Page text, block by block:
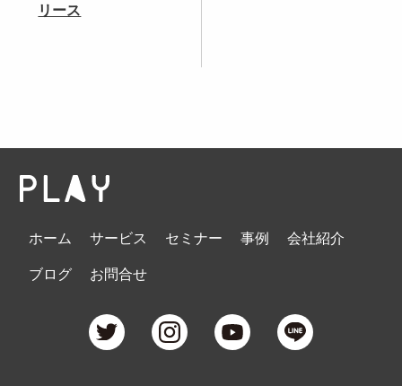
リース
ホーム サービス セミナー 事例
会社紹介
ブログ
お問合せ